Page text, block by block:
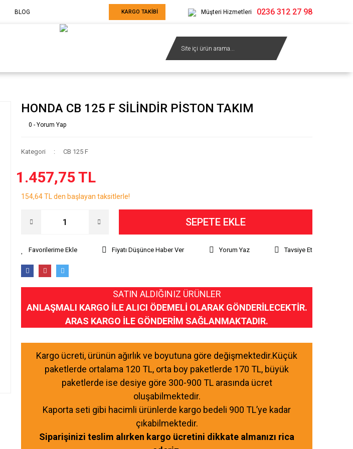
BLOG KARGO TAKİBİ Müşteri Hizmetleri 0236 312 27 98
HONDA CB 125 F SİLİNDİR PİSTON TAKIM
0 - Yorum Yap
Kategori CB 125 F
1.457,75 TL
154,64 TL den başlayan taksitlerle!
SEPETE EKLE
Fiyatı Düşünce Haber Ver Yorum Yaz Tavsiye Et
SATIN ALDIĞINIZ ÜRÜNLER
ANLAŞMALI KARGO İLE ALICI ÖDEMELİ OLARAK GÖNDERİLECEKTİR.
ARAS KARGO İLE GÖNDERİM SAĞLANMAKTADIR.
Kargo ücreti, ürünün ağırlık ve boyutuna göre değişmektedir.Küçük
paketlerde ortalama 120 TL, orta boy paketlerde 170 TL, büyük
paketlerde ise desiye göre 300-900 TL arasında ücret
oluşabilmektedir.
Kaporta seti gibi hacimli ürünlerde kargo bedeli 900 TL’ye kadar
çıkabilmektedir.
Siparişinizi teslim alırken kargo ücretini dikkate almanızı rica